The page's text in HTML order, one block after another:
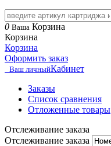
0 Ваша Корзина
Корзина
Корзина
Оформить заказ
Ваш личныйКабинет
Заказы
Список сравнения
Отложенные товары
Отслеживание заказа
Отслеживание заказа